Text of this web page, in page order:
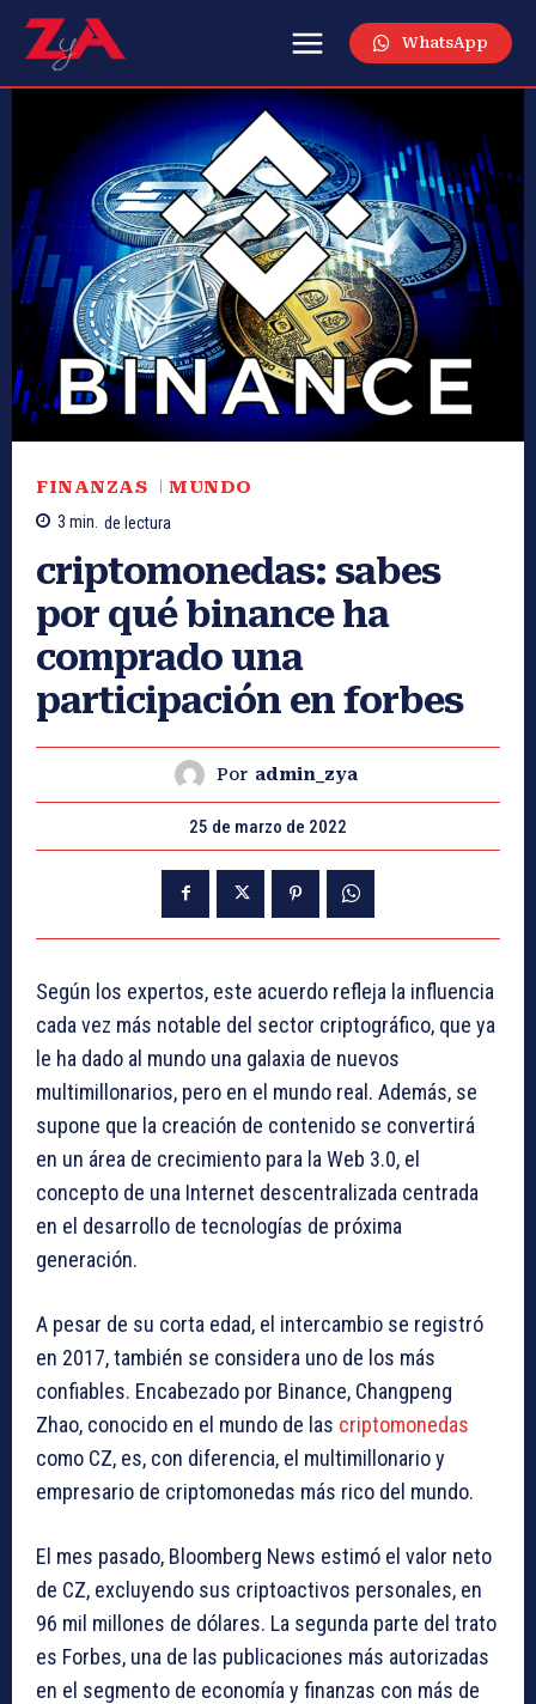
WhatsApp
FINANZAS MUNDO
3 min. de lectura
criptomonedas: sabes
por qué binance ha
comprado una
participación en forbes
Por admin_zya
25 de marzo de 2022
Según los expertos, este acuerdo refleja la influencia
cada vez más notable del sector criptográfico, que ya
le ha dado al mundo una galaxia de nuevos
multimillonarios, pero en el mundo real. Además, se
supone que la creación de contenido se convertirá
en un área de crecimiento para la Web 3.0, el
concepto de una Internet descentralizada centrada
en el desarrollo de tecnologías de próxima
generación.
A pesar de su corta edad, el intercambio se registró
en 2017, también se considera uno de los más
confiables. Encabezado por Binance, Changpeng
Zhao, conocido en el mundo de las criptomonedas
como CZ, es, con diferencia, el multimillonario y
empresario de criptomonedas más rico del mundo.
El mes pasado, Bloomberg News estimó el valor neto
de CZ, excluyendo sus criptoactivos personales, en
96 mil millones de dólares. La segunda parte del trato
es Forbes, una de las publicaciones más autorizadas
en el segmento de economía y finanzas con más de